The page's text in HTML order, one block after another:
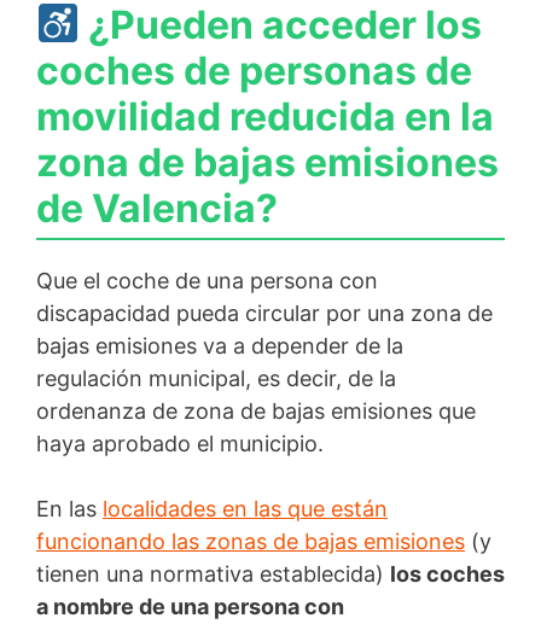
¿Pueden acceder los
coches de personas de
movilidad reducida en la
zona de bajas emisiones
de Valencia?
Que el coche de una persona con
discapacidad pueda circular por una zona de
bajas emisiones va a depender de la
regulación municipal, es decir, de la
ordenanza de zona de bajas emisiones que
haya aprobado el municipio.
En las localidades en las que están
funcionando las zonas de bajas emisiones (y
tienen una normativa establecida) los coches
a nombre de una persona con